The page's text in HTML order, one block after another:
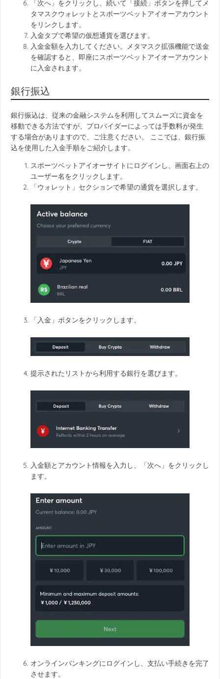
「次へ」をクリックし、続いて「接続」ボタンを押してメ
タマスクウォレットとスポーツベットアイオーアカウント
をリンクします。
入金タブで希望の仮想通貨を選びます。
入金金額を入力してください。メタマスク拡張機能で送金
を確認すると、即座にスポーツベットアイオーアカウント
に入金されます。
銀行振込
銀行振込は、従来の金融システムを利用してスムーズに資金を
移動できる方法ですが、プロバイダーによっては手数料が発生
する場合がありますので、ご注意ください。 ここでは、銀行振
込を使用した入金手順をご紹介します。
スポーツベットアイオーサイトにログインし、画面右上の
ユーザー名をクリックします。
「ウォレット」セクションで希望の通貨を選択します。
「入金」ボタンをクリックします。
提示されたリストから利用する銀行を選びます。
入金額とアカウント情報を入力し、「次へ」をクリックし
ます。
オンラインバンキングにログインし、支払い手続きを完了
させます。